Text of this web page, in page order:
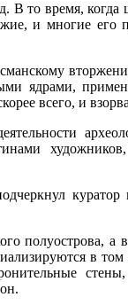
В то время, когда
и многие его
ядрами,
всего, и
куратор
полуострова, а
в